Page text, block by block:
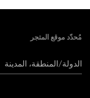
مُحدّد موقع المتجر
الدولة/المنطقة، المدينة